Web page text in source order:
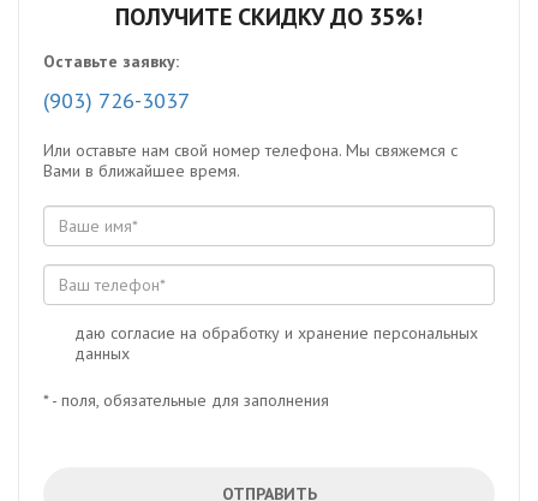
ПОЛУЧИТЕ СКИДКУ ДО 35%!
Оставьте заявку:
(903) 726-3037
Или оставьте нам свой номер телефона. Мы свяжемся с
Вами в ближайшее время.
даю согласие на обработку и хранение персональных
данных
* - поля, обязательные для заполнения